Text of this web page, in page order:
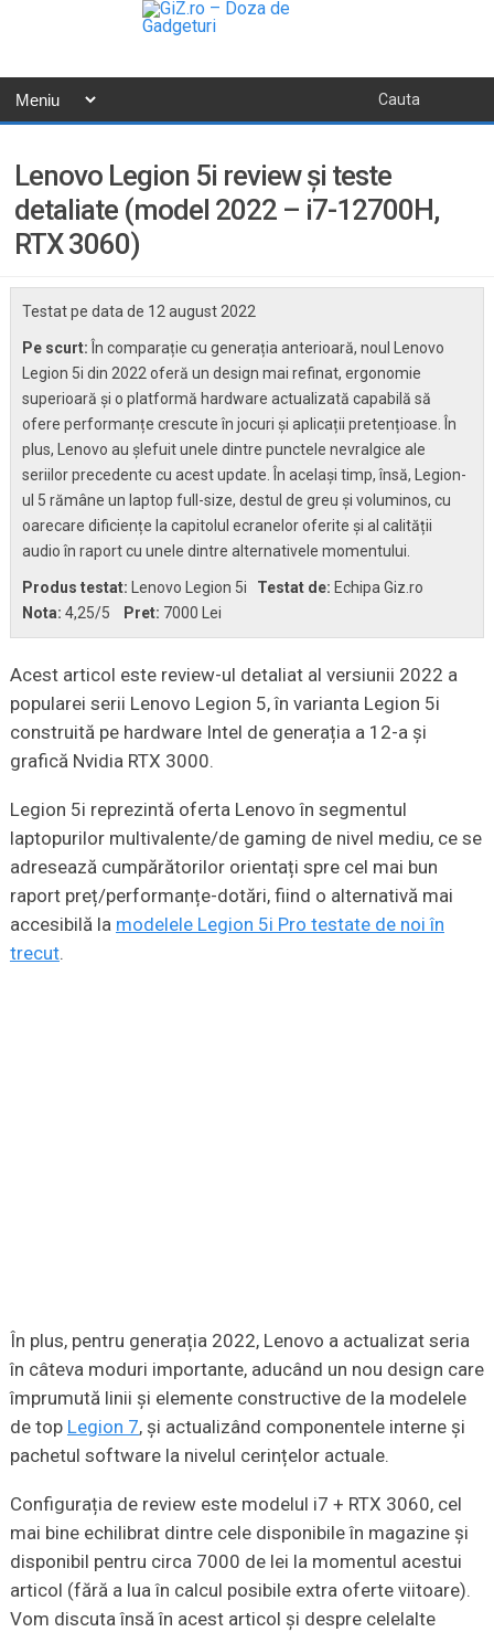
Lenovo Legion 5i review și teste
detaliate (model 2022 – i7-12700H,
RTX 3060)
Testat pe data de 12 august 2022
Pe scurt: În comparație cu generația anterioară, noul Lenovo
Legion 5i din 2022 oferă un design mai refinat, ergonomie
superioară și o platformă hardware actualizată capabilă să
ofere performanțe crescute în jocuri și aplicații pretențioase. În
plus, Lenovo au șlefuit unele dintre punctele nevralgice ale
seriilor precedente cu acest update. În același timp, însă, Legion-
ul 5 rămâne un laptop full-size, destul de greu și voluminos, cu
oarecare dificiențe la capitolul ecranelor oferite și al calității
audio în raport cu unele dintre alternativele momentului.
Produs testat: Lenovo Legion 5i Testat de: Echipa Giz.ro
Nota: 4,25/5 Pret: 7000 Lei
Acest articol este review-ul detaliat al versiunii 2022 a
popularei serii Lenovo Legion 5, în varianta Legion 5i
construită pe hardware Intel de generația a 12-a și
grafică Nvidia RTX 3000.
Legion 5i reprezintă oferta Lenovo în segmentul
laptopurilor multivalente/de gaming de nivel mediu, ce se
adresează cumpărătorilor orientați spre cel mai bun
raport preț/performanțe-dotări, fiind o alternativă mai
accesibilă la modelele Legion 5i Pro testate de noi în
trecut.
În plus, pentru generația 2022, Lenovo a actualizat seria
în câteva moduri importante, aducând un nou design care
împrumută linii și elemente constructive de la modelele
de top Legion 7, și actualizând componentele interne și
pachetul software la nivelul cerințelor actuale.
Configurația de review este modelul i7 + RTX 3060, cel
mai bine echilibrat dintre cele disponibile în magazine și
disponibil pentru circa 7000 de lei la momentul acestui
articol (fără a lua în calcul posibile extra oferte viitoare).
Vom discuta însă în acest articol și despre celelalte